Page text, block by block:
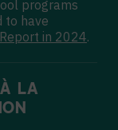
programs
to have
Report in 2024.
LA